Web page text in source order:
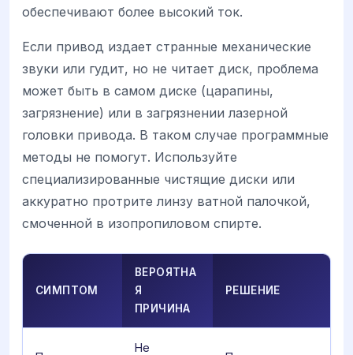
обеспечивают более высокий ток.
Если привод издает странные механические
звуки или гудит, но не читает диск, проблема
может быть в самом диске (царапины,
загрязнение) или в загрязнении лазерной
головки привода. В таком случае программные
методы не помогут. Используйте
специализированные чистящие диски или
аккуратно протрите линзу ватной палочкой,
смоченной в изопропиловом спирте.
СИМПТОМ
ВЕРОЯТНА
Я
ПРИЧИНА
РЕШЕНИЕ
Не